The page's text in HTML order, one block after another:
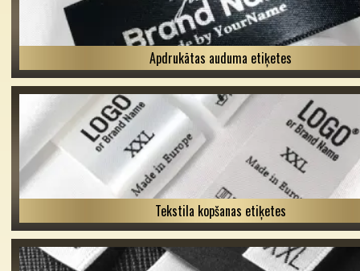
Apdrukātas auduma etiķetes
Tekstila kopšanas etiķetes